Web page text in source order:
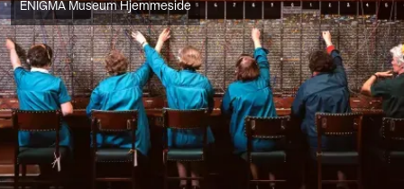
ENIGMA Museum Hjemmeside